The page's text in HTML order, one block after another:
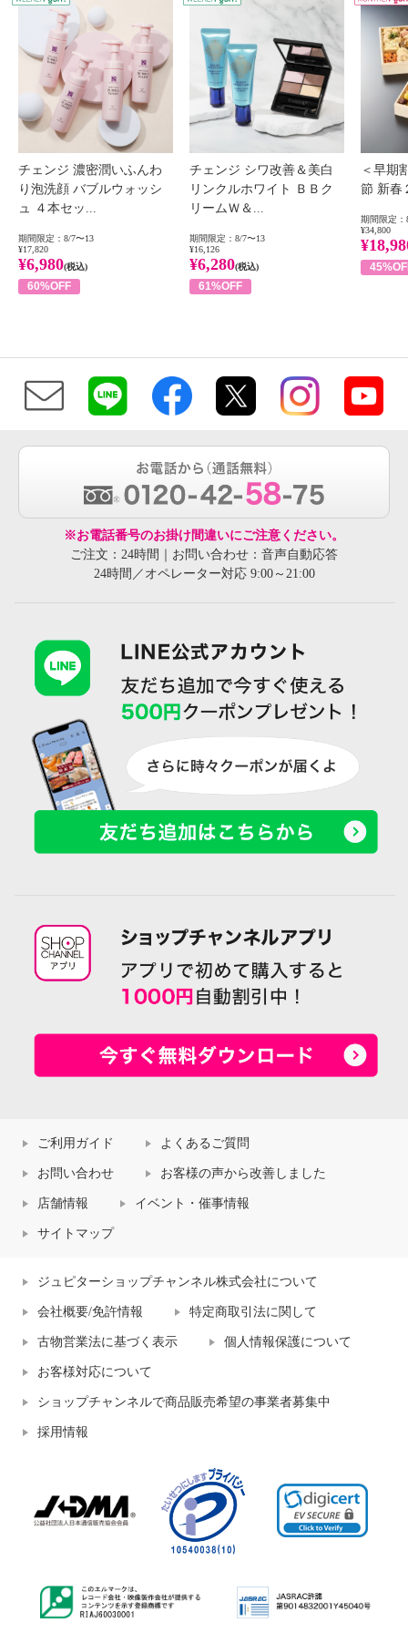
チェンジ 濃密潤いふんわ
り泡洗顔 バブルウォッシ
ュ ４本セッ...
期間限定：8/7〜13
¥17,820
¥6,980(税込)
60%OFF
チェンジ シワ改善＆美白
リンクルホワイト ＢＢク
リームＷ＆...
期間限定：8/7〜13
¥16,126
¥6,280(税込)
61%OFF
＜早期
節 新春
期間限定：
¥34,800
※お電話番号のお掛け間違いにご注意ください。
ご注文：24時間｜お問い合わせ：音声自動応答
24時間／オペレーター対応 9:00～21:00
ご利用ガイド よくあるご質問
お問い合わせ お客様の声から改善しました
店舗情報 イベント・催事情報
サイトマップ
ジュピターショップチャンネル株式会社について
会社概要/免許情報 特定商取引法に関して
古物営業法に基づく表示 個人情報保護について
お客様対応について
ショップチャンネルで商品販売希望の事業者募集中
採用情報